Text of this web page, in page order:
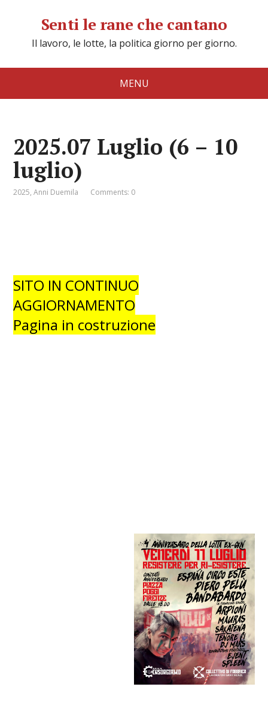
Senti le rane che cantano
Il lavoro, le lotte, la politica giorno per giorno.
MENU
2025.07 Luglio (6 – 10
luglio)
2025,Anni Duemila Comments: 0
SITO IN CONTINUO
AGGIORNAMENTO
Pagina in costruzione